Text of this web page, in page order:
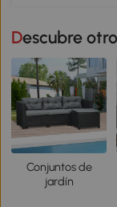
Descubre
Conjuntos de
jardín